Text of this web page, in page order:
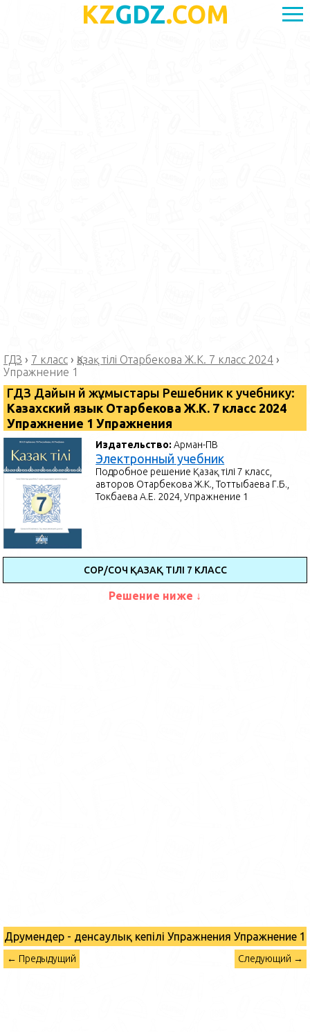
KZGDZ.COM
ГДЗ › 7 класс › Қазақ тілі Отарбекова Ж.К. 7 класс 2024 ›
Упражнение 1
ГДЗ Дайын үй жұмыстары Решебник к учебнику:
Казахский язык Отарбекова Ж.К. 7 класс 2024
Упражнение 1 Упражнения
Издательство:Арман-ПВ
Электронный учебник
Подробное решение Қазақ тілі 7 класс,
авторов Отарбекова Ж.К., Тоттыбаева Г.Б.,
Токбаева А.Е. 2024, Упражнение 1
СОР/СОЧ ҚАЗАҚ ТІЛІ 7 КЛАСС
Решение ниже ↓
Дәрумендер - денсаулық кепілі Упражнения Упражнение 1
← Предыдущий Следующий →